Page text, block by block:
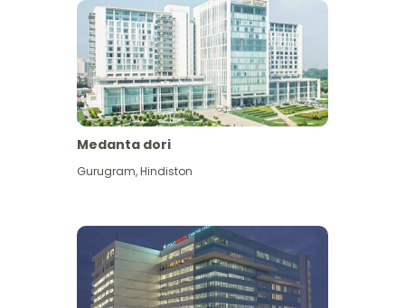
Medanta dori
Gurugram,Hindiston